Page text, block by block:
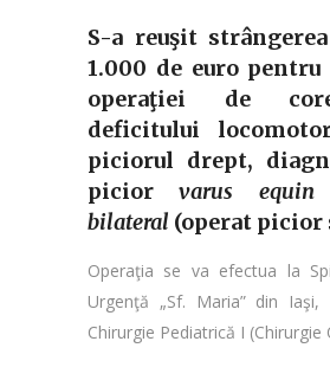
S-a reuşit
1.000 de euro pentru
operaţiei de
deficitului
piciorul drept,
piciorvarus equin
bilateral (operat picior
Operaţia se va efectua la
Urgenţă „Sf. Maria” din Iaşi,
Chirurgie Pediatrică I (Chirurgie